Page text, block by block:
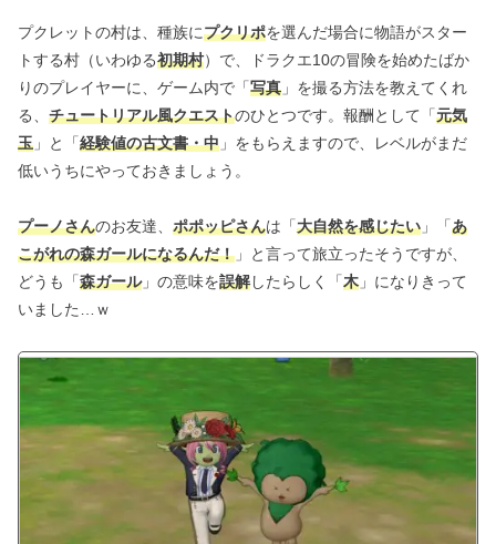
プクレットの村は、種族にプクリポを選んだ場合に物語がスター
トする村（いわゆる初期村）で、ドラクエ10の冒険を始めたばか
りのプレイヤーに、ゲーム内で「写真 」を撮る方法を教えてくれ
る、 チュートリアル風クエストのひとつです。報酬として「元気
玉 」と「経験値の古文書・中 」をもらえますので、レベルがまだ
低いうちにやっておきましょう。
プーノさんのお友達、 ポポッピさんは「大自然を感じたい 」「あ
こがれの森ガールになるんだ！ 」と言って旅立ったそうですが、
どうも「森ガール」の意味を誤解したらしく「木 」になりきって
いました…ｗ